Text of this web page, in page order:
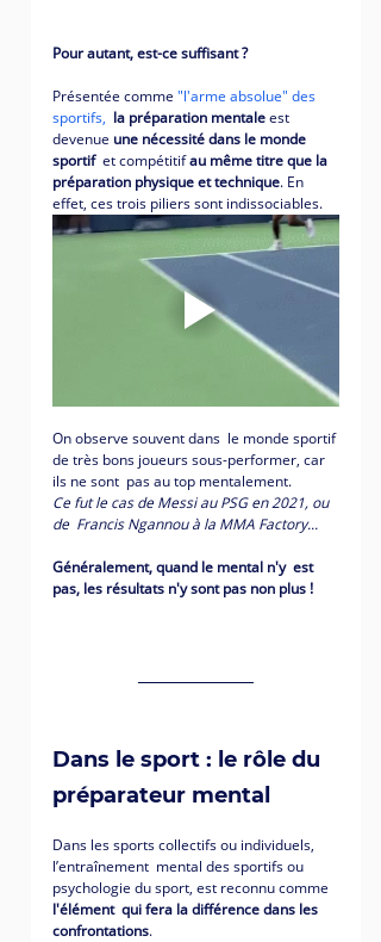
Pour autant, est-ce suffisant ?
Présentée comme "l'arme absolue" des
sportifs, la préparation mentale est
devenue une nécessité dans le monde
sportif et compétitif au même titre que la
préparation physique et technique. En
effet, ces trois piliers sont indissociables.
On observe souvent dans  le monde sportif
de très bons joueurs sous-performer, car
ils ne sont  pas au top mentalement.
Ce fut le cas de Messi au PSG en 2021, ou
de  Francis Ngannou à la MMA Factory...
Généralement, quand le mental n'y  est
pas, les résultats n'y sont pas non plus !
Dans le sport : le rôle du
préparateur mental
Dans les sports collectifs ou individuels,
l’entraînement  mental des sportifs ou
psychologie du sport, est reconnu comme
l'élément  qui fera la différence dans les
confrontations.